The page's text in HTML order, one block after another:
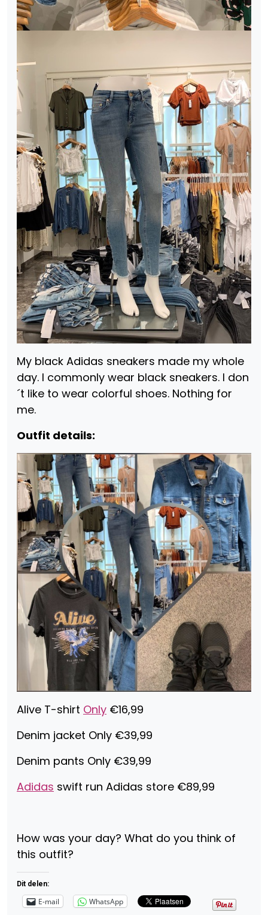
My black Adidas sneakers made my whole
day. I commonly wear black sneakers. I don
´t like to wear colorful shoes. Nothing for
me.
Outfit details:
Alive T-shirt Only €16,99
Denim jacket Only €39,99
Denim pants Only €39,99
Adidas swift run Adidas store €89,99
How was your day? What do you think of
this outfit?
Dit delen:
E-mail WhatsApp